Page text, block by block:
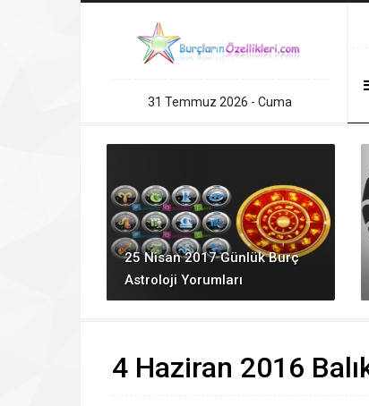
31 Temmuz 2026 - Cuma
25 Nisan 2017 Günlük Burç
Astroloji Yorumları
4 Haziran 2016